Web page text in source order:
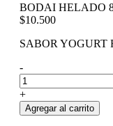
BODAI HELADO
$10.500
SABOR YOGURT
-
+
Agregar al carrito